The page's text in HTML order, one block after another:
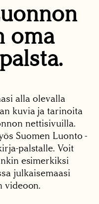
oma
alla olevalla
kuvia ja tarinoita
nettisivuilla.
Suomen Luonto -
palstalle. Voit
esimerkiksi
julkaisemaasi
videoon.